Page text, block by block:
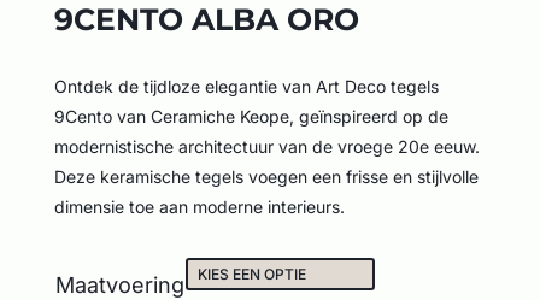
9CENTO ALBA ORO
Ontdek de tijdloze elegantie van Art Deco tegels
9Cento van Ceramiche Keope, geïnspireerd op de
modernistische architectuur van de vroege 20e eeuw.
Deze keramische tegels voegen een frisse en stijlvolle
dimensie toe aan moderne interieurs.
Maatvoering